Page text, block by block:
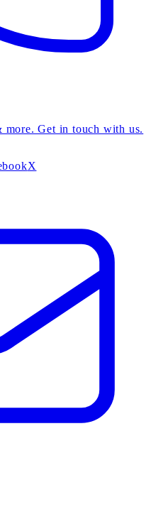
more. Get in touch with us.
X